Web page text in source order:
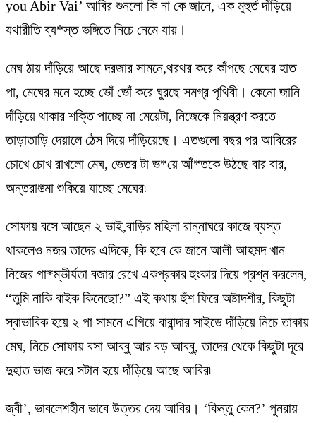
you Abir Vai’ আবির শুনলো কি না কে জানে, এক মুহুর্ত দাঁড়িয়ে
যথারীতি ব্য*স্ত ভঙ্গিতে নিচে নেমে যায়।
মেঘ ঠায় দাঁড়িয়ে আছে দরজার সামনে,থরথর করে কাঁপছে মেঘের হাত
পা, মেঘের মনে হচ্ছে ভোঁ ভোঁ করে ঘুরছে সমগ্র পৃথিবী। কেনো জানি
দাঁড়িয়ে থাকার শক্তি পাচ্ছে না মেয়েটা, নিজেকে নিয়ন্ত্রণ করতে
তাড়াতাড়ি দেয়ালে ঠেস দিয়ে দাঁড়িয়েছে। এতগুলো বছর পর আবিরের
চোখে চোখ রাখলো মেঘ, ভেতর টা ভ*য়ে আঁ*তকে উঠছে বার বার,
অন্তরা*ত্মা শুকিয়ে যাচ্ছে মেঘের৷
সোফায় বসে আছেন ২ ভাই,বাড়ির মহিলা রান্নাঘরে কাজে ব্যস্ত
থাকলেও নজর তাদের এদিকে, কি হবে কে জানে আলী আহমদ খান
নিজের গা*ম্ভীর্যতা বজার রেখে একপ্রকার হুংকার দিয়ে প্রশ্ন করলেন,
“তুমি নাকি বাইক কিনেছো?” এই কথায় হুঁশ ফিরে অষ্টাদশীর, কিছুটা
স্বাভাবিক হয়ে ২ পা সামনে এগিয়ে বারান্দার সাইডে দাঁড়িয়ে নিচে তাকায়
মেঘ, নিচে সোফায় বসা আব্বু আর বড় আব্বু, তাদের থেকে কিছুটা দূরে
দুহাত ভাজ করে সটান হয়ে দাঁড়িয়ে আছে আবির৷
জ্বী’, ভাবলেশহীন ভাবে উত্তর দেয় আবির। ‘কিন্তু কেন?’ পুনরায়